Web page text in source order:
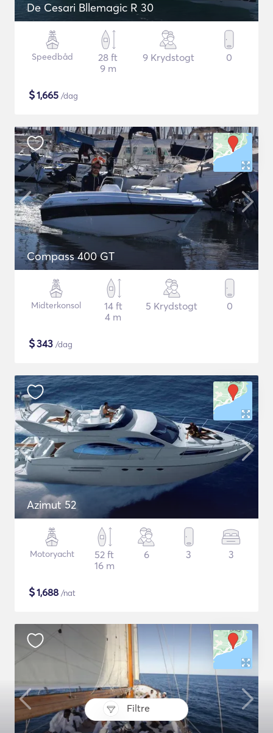
Filtre
De Cesari Bllemagic R 30
Speedbåd
28 ft
9 m
9 Krydstogt 0
$1,665 /dag
Compass 400 GT
Midterkonsol
14 ft
4 m
5 Krydstogt 0
$343 /dag
Azimut 52
Motoryacht
52 ft
16 m
6 3 3
$1,688 /nat